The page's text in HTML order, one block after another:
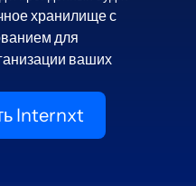
хранилище с
для
ваших
Internxt